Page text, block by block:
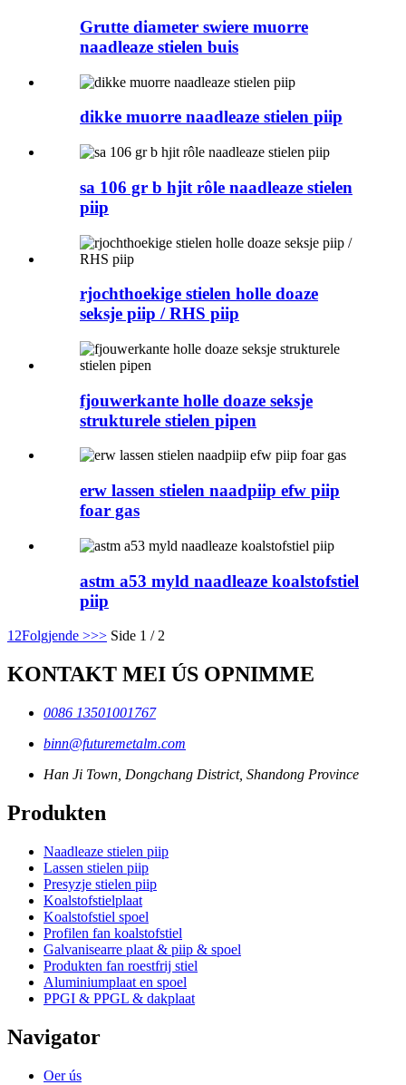
Grutte diameter swiere muorre
naadleaze stielen buis
dikke muorre naadleaze stielen piip
sa 106 gr b hjit rôle naadleaze stielen
piip
rjochthoekige stielen holle doaze
seksje piip / RHS piip
fjouwerkante holle doaze seksje
strukturele stielen pipen
erw lassen stielen naadpiip efw piip
foar gas
astm a53 myld naadleaze koalstofstiel
piip
1 2Folgjende >>> Side 1 / 2
KONTAKT MEI ÚS OPNIMME
0086 13501001767
binn@futuremetalm.com
Han Ji Town, Dongchang District, Shandong Province
Produkten
Naadleaze stielen piip
Lassen stielen piip
Presyzje stielen piip
Koalstofstielplaat
Koalstofstiel spoel
Profilen fan koalstofstiel
Galvanisearre plaat & piip & spoel
Produkten fan roestfrij stiel
Aluminiumplaat en spoel
PPGI & PPGL & dakplaat
Navigator
Oer ús